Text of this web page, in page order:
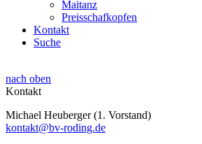
Maitanz
Preisschafkopfen
Kontakt
Suche
nach oben
Kontakt
Michael Heuberger (1. Vorstand)
kontakt@bv-roding.de